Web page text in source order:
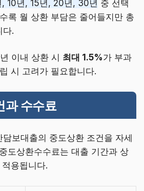
10년, 15년, 20년, 30년 중 선택
록 월 상환 부담은 줄어들지만 총
다.
이내 상환 시 최대 1.5%가 부과
시 고려가 필요합니다.
과 수수료
보대출의 중도상환 조건을 자세
도상환수수료는 대출 기간과 상
용됩니다.